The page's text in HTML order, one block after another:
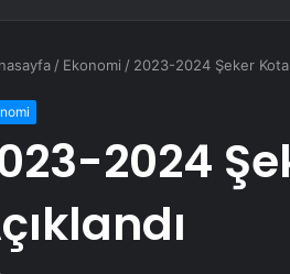
/ Ekonomi / 2023-2024 Şeker
2024